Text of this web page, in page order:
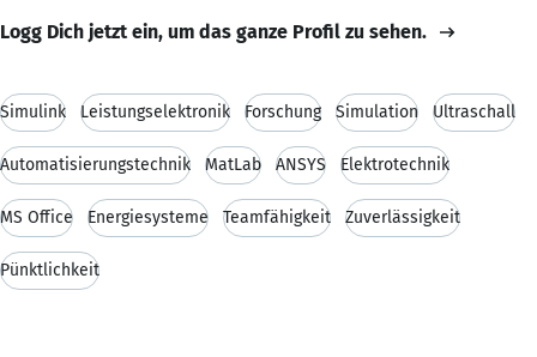
Logg Dich jetzt ein, um das ganze Profil zu sehen.
Simulink Leistungselektronik Forschung Simulation Ultraschall
Automatisierungstechnik MatLab ANSYS Elektrotechnik
MS Office Energiesysteme Teamfähigkeit Zuverlässigkeit
Pünktlichkeit